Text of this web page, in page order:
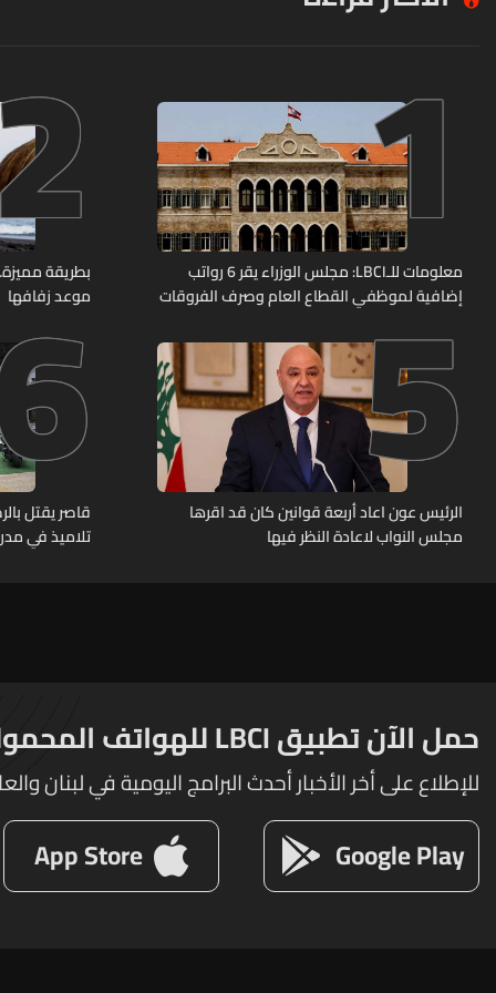
1
معلومات للـLBCI: مجلس الوزراء يقر 6 رواتب
إضافية لموظفي القطاع العام وصرف الفروقات
بطريقة
موعد زفافها
5
الرئيس عون اعاد أربعة قوانين كان قد اقرها
مجلس النواب لاعادة النظر فيها
قاصر يقتل
تلاميذ في
حمل الآن تطبيق LBCI للهواتف المحمولة
للإطلاع على أخر الأخبار أحدث البرامج اليومية في لبنان
Google Play
App Store